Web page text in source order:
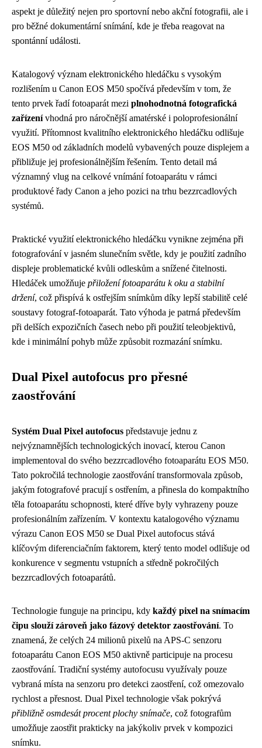
aspekt je důležitý nejen pro sportovní nebo akční fotografii, ale i
pro běžné dokumentární snímání, kde je třeba reagovat na
spontánní události.
Katalogový význam elektronického hledáčku s vysokým
rozlišením u Canon EOS M50 spočívá především v tom, že
tento prvek řadí fotoaparát mezi plnohodnotná fotografická
zařízenívhodná pro náročnější amatérské i poloprofesionální
využití. Přítomnost kvalitního elektronického hledáčku odlišuje
EOS M50 od základních modelů vybavených pouze displejem a
přibližuje jej profesionálnějším řešením. Tento detail má
významný vlug na celkové vnímání fotoaparátu v rámci
produktové řady Canon a jeho pozici na trhu bezzrcadlových
systémů.
Praktické využití elektronického hledáčku vynikne zejména při
fotografování v jasném slunečním světle, kdy je použití zadního
displeje problematické kvůli odleskům a snížené čitelnosti.
Hledáček umožňuje přiložení fotoaparátu k oku a stabilní
držení, což přispívá k ostřejším snímkům díky lepší stabilitě celé
soustavy fotograf-fotoaparát. Tato výhoda je patrná především
při delších expozičních časech nebo při použití teleobjektivů,
kde i minimální pohyb může způsobit rozmazání snímku.
Dual Pixel autofocus pro přesné
zaostřování
Systém Dual Pixel autofocus představuje jednu z
nejvýznamnějších technologických inovací, kterou Canon
implementoval do svého bezzrcadlového fotoaparátu EOS M50.
Tato pokročilá technologie zaostřování transformovala způsob,
jakým fotografové pracují s ostřením, a přinesla do kompaktního
těla fotoaparátu schopnosti, které dříve byly vyhrazeny pouze
profesionálním zařízením. V kontextu katalogového významu
výrazu Canon EOS M50 se Dual Pixel autofocus stává
klíčovým diferenciačním faktorem, který tento model odlišuje od
konkurence v segmentu vstupních a středně pokročilých
bezzrcadlových fotoaparátů.
Technologie funguje na principu, kdy každý pixel na snímacím
čipu slouží zároveň jako fázový detektor zaostřování. To
znamená, že celých 24 milionů pixelů na APS-C senzoru
fotoaparátu Canon EOS M50 aktivně participuje na procesu
zaostřování. Tradiční systémy autofocusu využívaly pouze
vybraná místa na senzoru pro detekci zaostření, což omezovalo
rychlost a přesnost. Dual Pixel technologie však pokrývá
přibližně osmdesát procent plochy snímače, což fotografům
umožňuje zaostřit prakticky na jakýkoliv prvek v kompozici
snímku.